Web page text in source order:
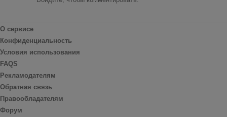
О сервисе
Конфиденциальность
Условия использования
FAQS
Рекламодателям
Обратная связь
Правообладателям
Форум